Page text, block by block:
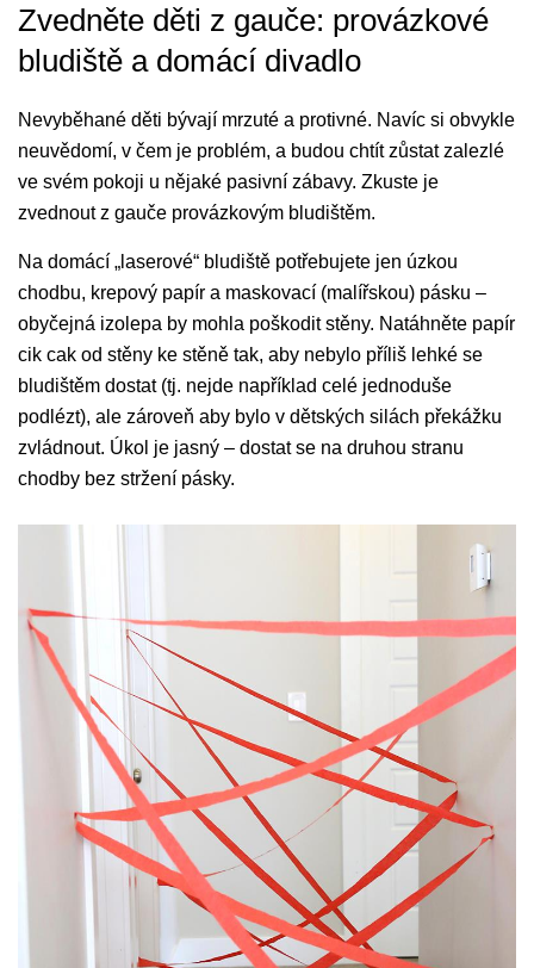
Zvedněte děti z gauče: provázkové
bludiště a domácí divadlo
Nevyběhané děti bývají mrzuté a protivné. Navíc si obvykle
neuvědomí, v čem je problém, a budou chtít zůstat zalezlé
ve svém pokoji u nějaké pasivní zábavy. Zkuste je
zvednout z gauče provázkovým bludištěm.
Na domácí „laserové“ bludiště potřebujete jen úzkou
chodbu, krepový papír a maskovací (malířskou) pásku –
obyčejná izolepa by mohla poškodit stěny. Natáhněte papír
cik cak od stěny ke stěně tak, aby nebylo příliš lehké se
bludištěm dostat (tj. nejde například celé jednoduše
podlézt), ale zároveň aby bylo v dětských silách překážku
zvládnout. Úkol je jasný – dostat se na druhou stranu
chodby bez stržení pásky.